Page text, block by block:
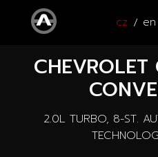
cz en
ÚVOD
Všechny vozy
ČTYŘKOLKY
CHEVROLET
2.0L TURBO, 8-ST.